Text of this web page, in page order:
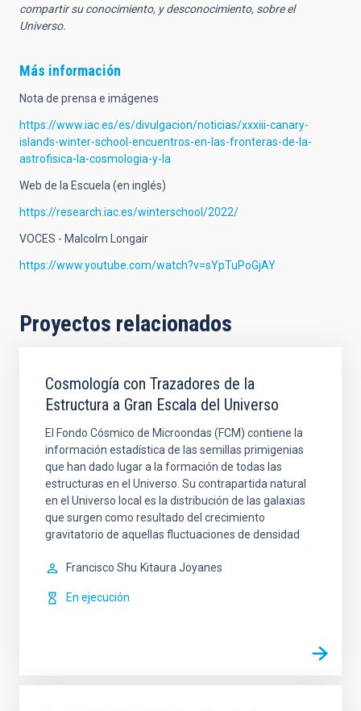
compartir su conocimiento, y desconocimiento, sobre el
Universo.
Más información
Nota de prensa e imágenes
https://www.iac.es/es/divulgacion/noticias/xxxiii-canary-
islands-winter-school-encuentros-en-las-fronteras-de-la-
astrofisica-la-cosmologia-y-la
Web de la Escuela (en inglés)
https://research.iac.es/winterschool/2022/
VOCES - Malcolm Longair
https://www.youtube.com/watch?v=sYpTuPoGjAY
Proyectos relacionados
Cosmología con Trazadores de la
Estructura a Gran Escala del Universo
El Fondo Cósmico de Microondas (FCM) contiene la
información estadística de las semillas primigenias
que han dado lugar a la formación de todas las
estructuras en el Universo. Su contrapartida natural
en el Universo local es la distribución de las galaxias
que surgen como resultado del crecimiento
gravitatorio de aquellas fluctuaciones de densidad
Francisco Shu Kitaura Joyanes
En ejecución